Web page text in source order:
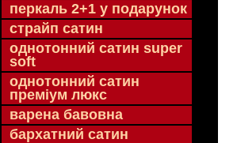
перкаль 2+1 у подарунок
страйп сатин
однотонний сатин super
soft
однотонний сатин
преміум люкс
варена бавовна
бархатний сатин